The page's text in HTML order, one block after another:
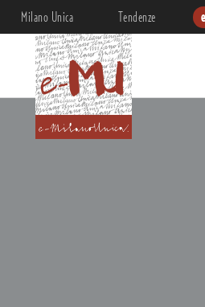
Milano Unica Tendenze